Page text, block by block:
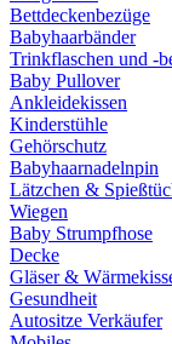
Bettdeckenbezüge
Babyhaarbänder
Trinkflaschen und -
Baby Pullover
Ankleidekissen
Kinderstühle
Gehörschutz
Babyhaarnadelnpin
Lätzchen &
Wiegen
Baby Strumpfhose
Decke
Gläser &
Gesundheit
Autositze Verkäufer